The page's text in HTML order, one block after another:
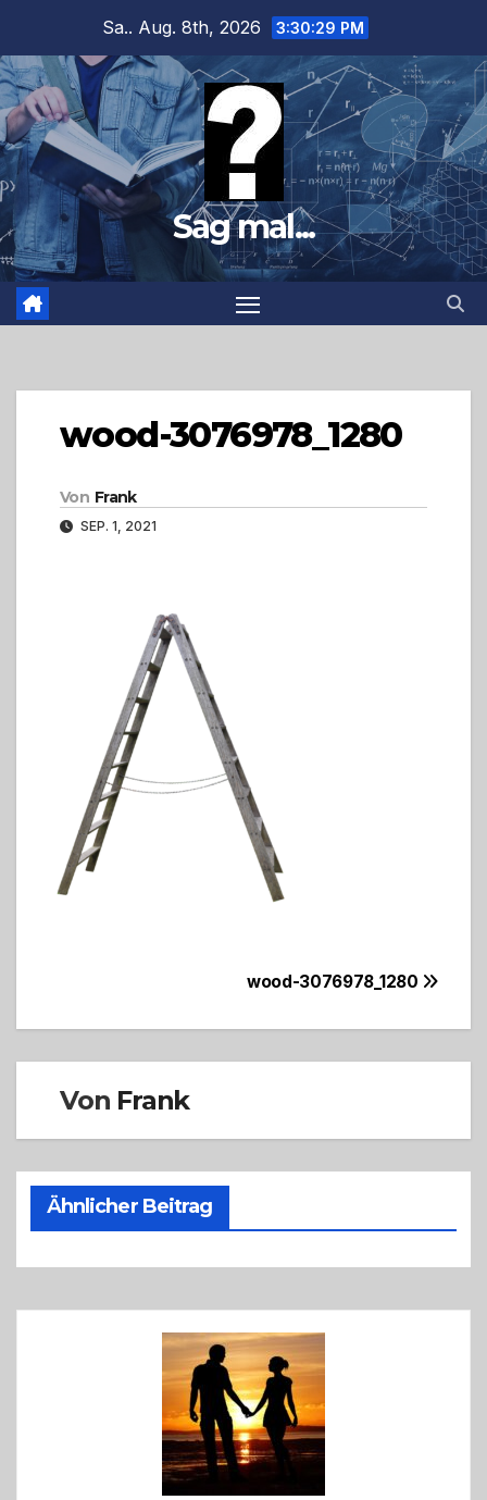
springen
Sa.. Aug. 8th, 2026 3:30:30 PM
Sag mal...
wood-3076978_1280
Von Frank
SEP. 1, 2021
Beitragsnavigation
wood-3076978_1280
Von Frank
Ähnlicher Beitrag